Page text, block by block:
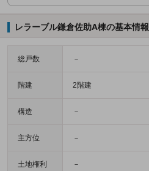
レラーブル鎌倉佐助A棟の基本情報
総戸数 －
階建 2階建
構造 －
主方位 －
土地権利 －